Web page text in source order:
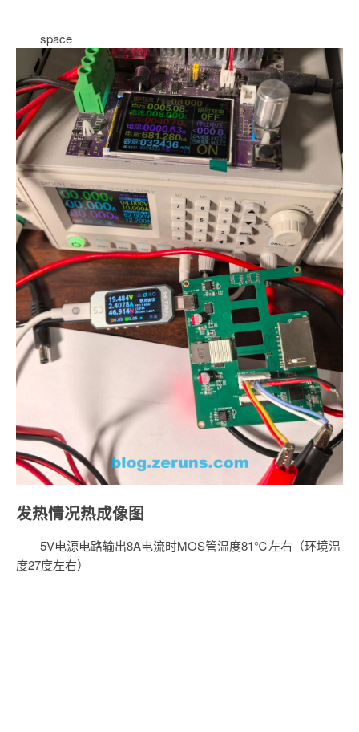
space
发热情况热成像图
5V电源电路输出8A电流时MOS管温度81℃左右（环境温
度27度左右）